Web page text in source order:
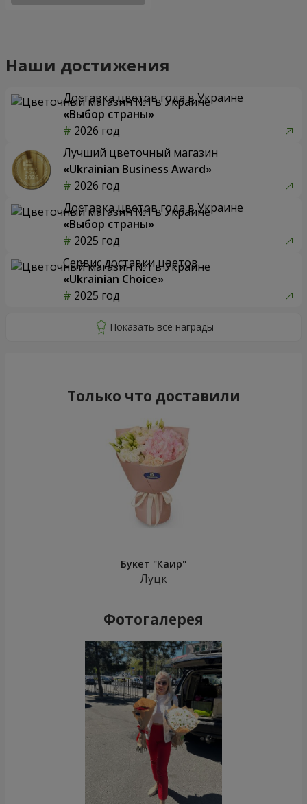
Наши достижения
Доставка цветов года в Украине
«Выбор страны»
2026 год
Лучший цветочный магазин
«Ukrainian Business Award»
2026 год
Доставка цветов года в Украине
«Выбор страны»
2025 год
Сервис доставки цветов
«Ukrainian Choice»
2025 год
Только что доставили
Букет "Каир"
Луцк
Фотогалерея